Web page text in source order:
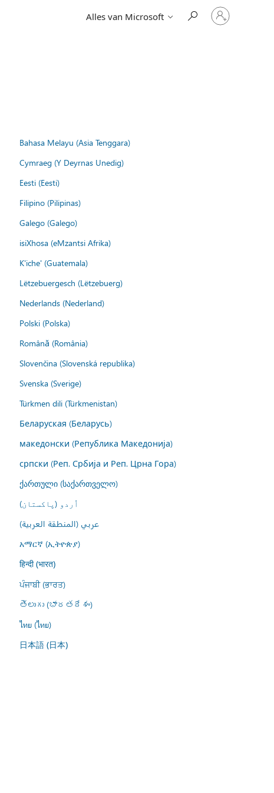
Alles van Microsoft
Meld
je
aan
Bahasa Melayu (Asia Tenggara)
Cymraeg (Y Deyrnas Unedig)
Eesti (Eesti)
Filipino (Pilipinas)
Galego (Galego)
isiXhosa (eMzantsi Afrika)
K'iche' (Guatemala)
Lëtzebuergesch (Lëtzebuerg)
Nederlands (Nederland)
Polski (Polska)
Română (România)
Slovenčina (Slovenská republika)
Svenska (Sverige)
Türkmen dili (Türkmenistan)
Беларуская (Беларусь)
македонски (Република Македонија)
српски (Реп. Србија и Реп. Црна Гора)
ქართული (საქართველო)
اُردو (پاکستان)
عربي (المنطقة العربية)
አማርኛ (ኢትዮጵያ)
हिन्दी (भारत)
ਪੰਜਾਬੀ (ਭਾਰਤ)
తెలుగు (భారతదేశం)
ไทย (ไทย)
日本語 (日本)